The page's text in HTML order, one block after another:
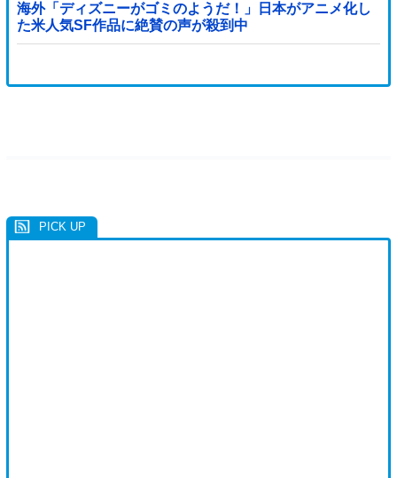
海外「ディズニーがゴミのようだ！」日本がアニメ化し
た米人気SF作品に絶賛の声が殺到中